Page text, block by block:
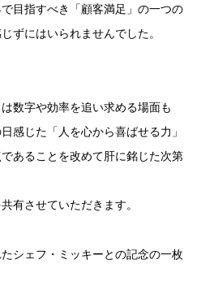
目指すべき「顧客満足」の一つの
ずにはいられませんでした。
数字や効率を追い求める場面も
感じた「人を心から喜ばせる力」
あることを改めて肝に銘じた次第
有させていただきます。
シェフ・ミッキーとの記念の一枚